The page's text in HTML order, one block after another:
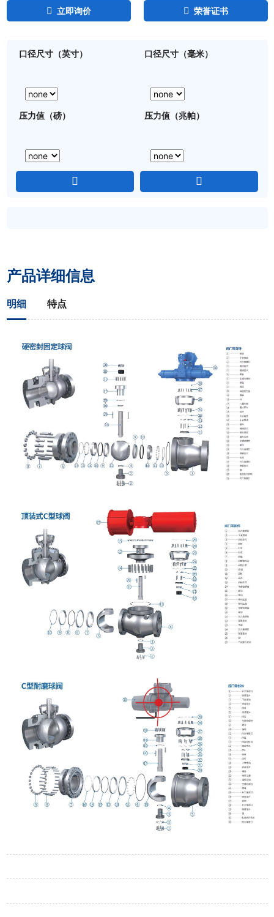
立即询价 荣誉证书
压力值（磅） 压力值（兆帕）
口径尺寸（毫米）
口径尺寸（英寸）
产品详细信息
明细 特点